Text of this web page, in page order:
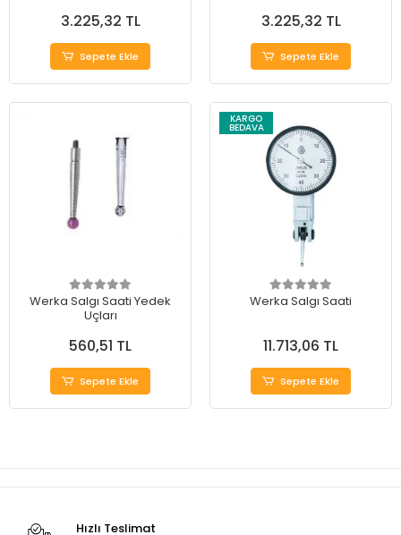
3.225,32 TL
Sepete Ekle
3.225,32 TL
Sepete Ekle
Werka Salgı Saati Yedek
Uçları
560,51 TL
Sepete Ekle
KARGO
BEDAVA
Werka Salgı Saati
11.713,06 TL
Sepete Ekle
Hızlı Teslimat